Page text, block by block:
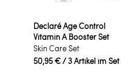
Declaré Age Control
Vitamin A Booster Set
Skin Care Set
50,95 €/ 3 Artikel im Set